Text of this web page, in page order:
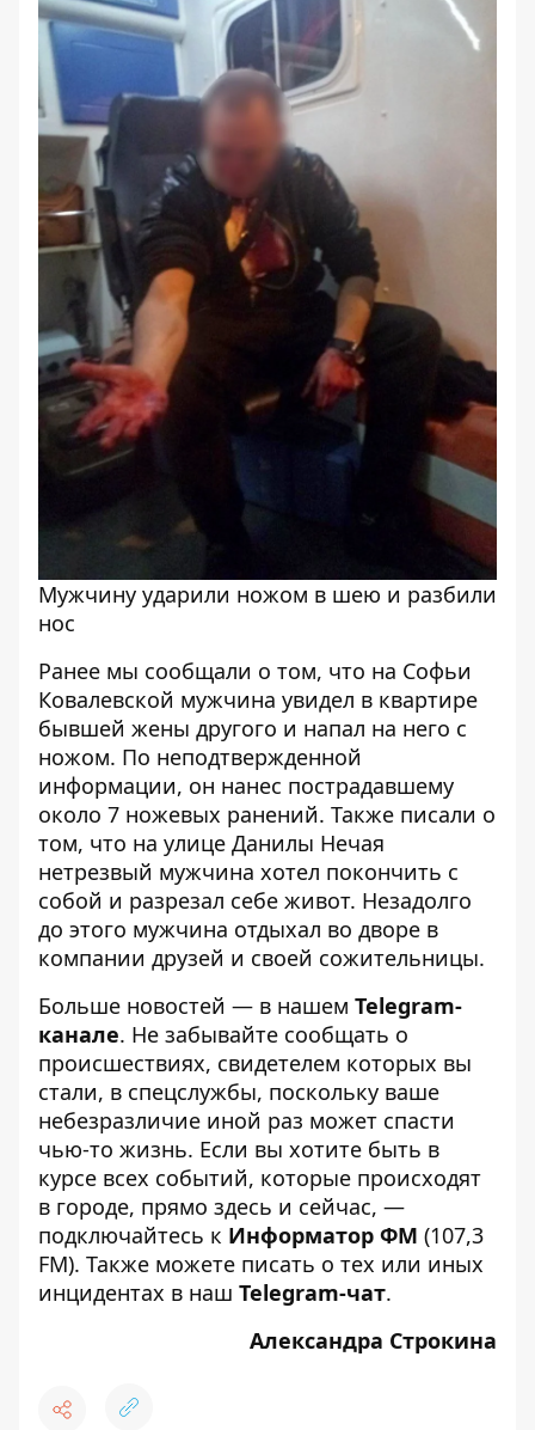
Мужчину ударили ножом в шею и разбили
нос
Ранее мы сообщали о том, что на Софьи
Ковалевской мужчина увидел в квартире
бывшей жены другого и напал на него с
ножом. По неподтвержденной
информации, он нанес пострадавшему
около 7 ножевых ранений. Также писали о
том, что на улице Данилы Нечая
нетрезвый мужчина хотел покончить с
собой и разрезал себе живот. Незадолго
до этого мужчина отдыхал во дворе в
компании друзей и своей сожительницы.
Больше новостей — в нашем Telegram-
канале. Не забывайте сообщать о
происшествиях, свидетелем которых вы
стали, в спецслужбы, поскольку ваше
небезразличие иной раз может спасти
чью-то жизнь. Если вы хотите быть в
курсе всех событий, которые происходят
в городе, прямо здесь и сейчас, —
подключайтесь к Информатор ФМ (107,3
FM). Также можете писать о тех или иных
инцидентах в наш Telegram-чат.
Александра Строкина